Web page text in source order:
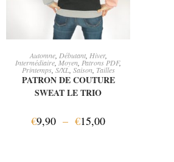
CHOIX DES OPTIONS
Automne, Débutant, Hiver,
Intermédiaire, Moyen Patrons PDF,
Printemps,S/XL, Saison, Tailles
PATRON DE COUTURE
SWEAT LE TRIO
€9,90 – €15,00